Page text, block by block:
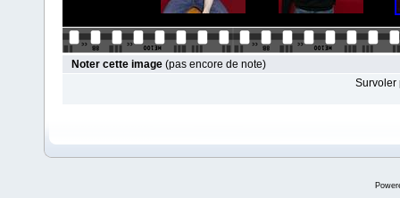
Noter cette image (pas encore de note)
Survoler